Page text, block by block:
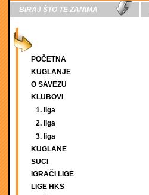
BIRAJ ŠTO TE ZANIMA
POČETNA
KUGLANJE
O SAVEZU
KLUBOVI
1. liga
2. liga
3. liga
KUGLANE
SUCI
IGRAČI LIGE
LIGE HKS